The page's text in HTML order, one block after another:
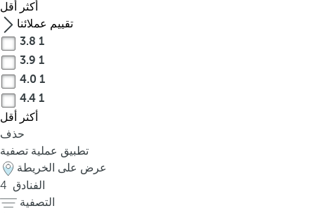
أكثر
أقل
تقييم عملائنا
3.8 1
3.9 1
4.0 1
4.4 1
أكثر
أقل
حذف
تطبيق عملية تصفية
عرض على الخريطة
4 الفنادق
التصفية